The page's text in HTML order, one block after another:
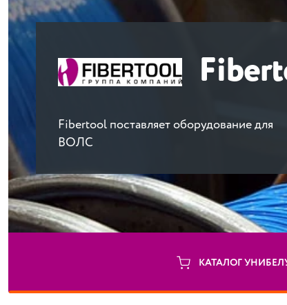
Fibertool поставляет оборудование для
ВОЛС
КАТАЛОГ